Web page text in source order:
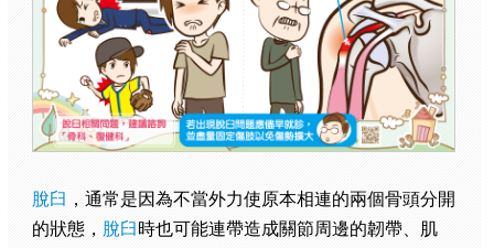
脫臼 ，通常是因為不當外力使原本相連的兩個骨頭分開
的狀態， 脫臼時也可能連帶造成關節周邊的韌帶、肌